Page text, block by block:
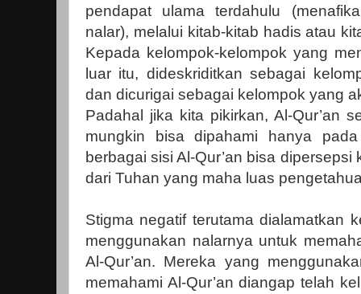
pendapat ulama terdahulu
nalar), melalui kitab-kitab hadis atau
Kepada kelompok-kelompok yang
luar itu, dideskriditkan sebagai
dan dicurigai sebagai kelompok yang
Padahal jika kita pikirkan, Al-Qur’an
mungkin bisa dipahami hanya
berbagai sisi Al-Qur’an bisa dipersepsi
dari Tuhan yang maha luas
Stigma negatif terutama dialamatkan
menggunakan nalarnya untuk
Al-Qur’an. Mereka yang
memahami Al-Qur’an diangap telah